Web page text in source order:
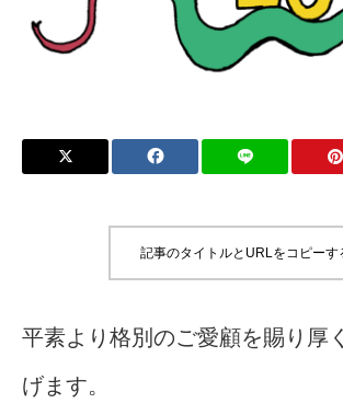
記事のタイトルとURLをコピーす
平素より格別のご愛顧を賜り厚
げます。